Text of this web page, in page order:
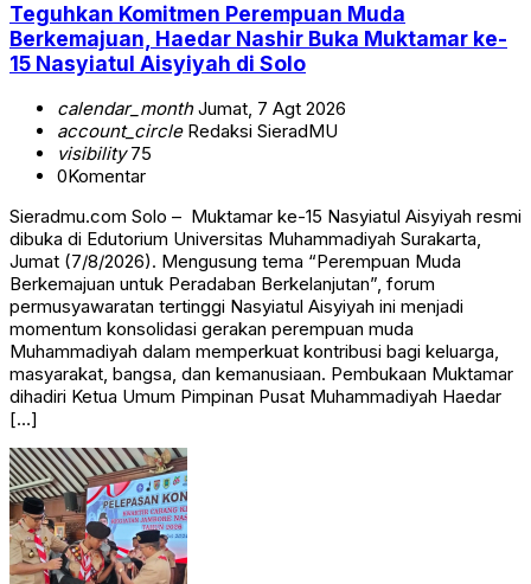
Teguhkan Komitmen Perempuan Muda
Berkemajuan, Haedar Nashir Buka Muktamar ke-
15 Nasyiatul Aisyiyah di Solo
calendar_monthJumat, 7 Agt 2026
account_circleRedaksi SieradMU
visibility75
0Komentar
Sieradmu.com Solo – Muktamar ke-15 Nasyiatul Aisyiyah resmi
dibuka di Edutorium Universitas Muhammadiyah Surakarta,
Jumat (7/8/2026). Mengusung tema “Perempuan Muda
Berkemajuan untuk Peradaban Berkelanjutan”, forum
permusyawaratan tertinggi Nasyiatul Aisyiyah ini menjadi
momentum konsolidasi gerakan perempuan muda
Muhammadiyah dalam memperkuat kontribusi bagi keluarga,
masyarakat, bangsa, dan kemanusiaan. Pembukaan Muktamar
dihadiri Ketua Umum Pimpinan Pusat Muhammadiyah Haedar
[…]